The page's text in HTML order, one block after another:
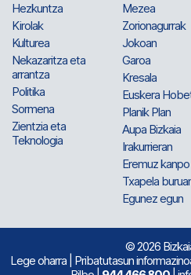
Hezkuntza
Kirolak
Kulturea
Nekazaritza eta
arrantza
Politika
Sormena
Zientzia eta
Teknologia
Mezea
Zorionagurrak
Jokoan
Garoa
Kresala
Euskera
Planik Plan
Aupa Bizkaia
Irakurrieran
Eremuz kanpo
Txapela
Egunez egun
© 2026
Lege oharra| Pribatutasun